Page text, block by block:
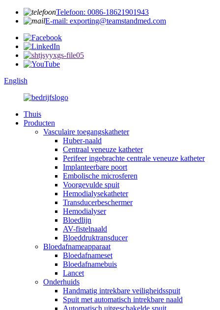
Telefoon: 0086-18621901943
E-mail: exporting@teamstandmed.com
English
Thuis
Producten
Vasculaire toegangskatheter
Huber-naald
Centraal veneuze katheter
Perifeer ingebrachte centrale veneuze katheter
Implanteerbare poort
Embolische microsferen
Voorgevulde spuit
Hemodialysekatheter
Transducerbeschermer
Hemodialyser
Bloedlijn
AV-fistelnaald
Bloeddruktransducer
Bloedafnameapparaat
Bloedafnameset
Bloedafnamebuis
Lancet
Onderhuids
Handmatig intrekbare veiligheidsspuit
Spuit met automatisch intrekbare naald
Automatisch uitgeschakelde spuit